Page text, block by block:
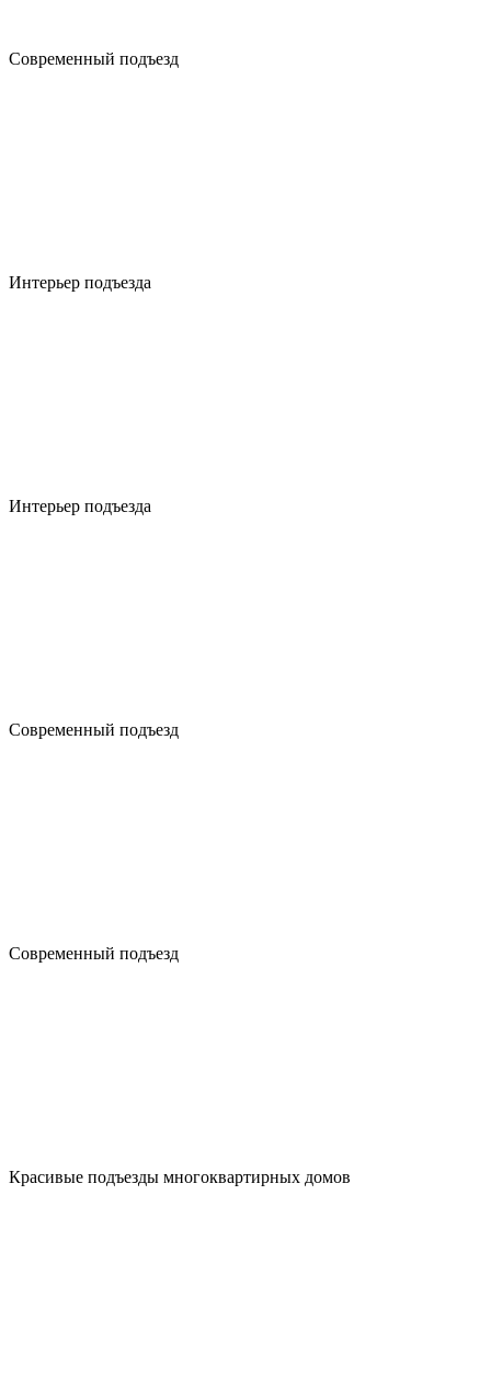
Современный подъезд
Интерьер подъезда
Интерьер подъезда
Современный подъезд
Современный подъезд
Красивые подъезды многоквартирных домов